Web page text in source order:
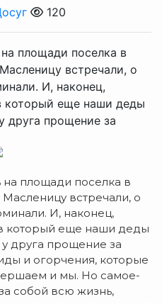
120
площади поселка в
встречали, о
И, наконец,
который еще наши деды
друга прощение за
площади поселка в
встречали, о
И, наконец,
который еще наши деды
друга прощение за
и огорчения, которые
и мы. Но самое-
собой всю жизнь,